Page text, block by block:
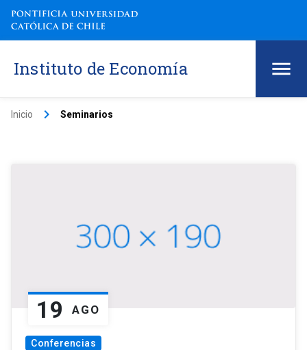
Instituto de Economía
Inicio keyboard_arrow_right Seminarios
19 AGO
Conferencias